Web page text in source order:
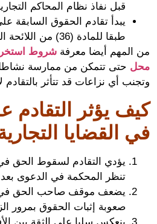
قبل نفاذ نظام المحاكم التجارية.
يبدأ تقادم الحقوق السابقة على
طبقا للمادة (36) من اللائحة التنفيذية.
أيضا معرفةشروط استخراج
حتى تتمكن من ممارسة نشاطك
أي نزاعات قد تتأثر بالتقادم لاحقًا.
يؤثر التقادم
القضايا التجارية ؟
يؤدي التقادم لسقوط الحق في
تنظر المحكمة في الدعوى بعد
يضعف موقف صاحب الحق في
صعوبة إثبات الحقوق بمرور الزمن.
ينعكس سلبا على الثقة بين